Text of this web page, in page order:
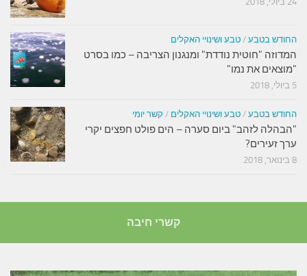
החודש בטבע / טבע ושינויי האקלים
המדוזה "חוטית נודדת" ומנגנון הצריבה – כמו בסרט
"מוצאים את נמו"
5 ביולי, 2018
החודש בטבע / טבע ושינויי האקלים / קשר יומי
"הבהלה לזהב" ביום סערה – הים פולט חפצים יקרי
ערך זעירים?
8 בינואר, 2018
קשרי חיבה